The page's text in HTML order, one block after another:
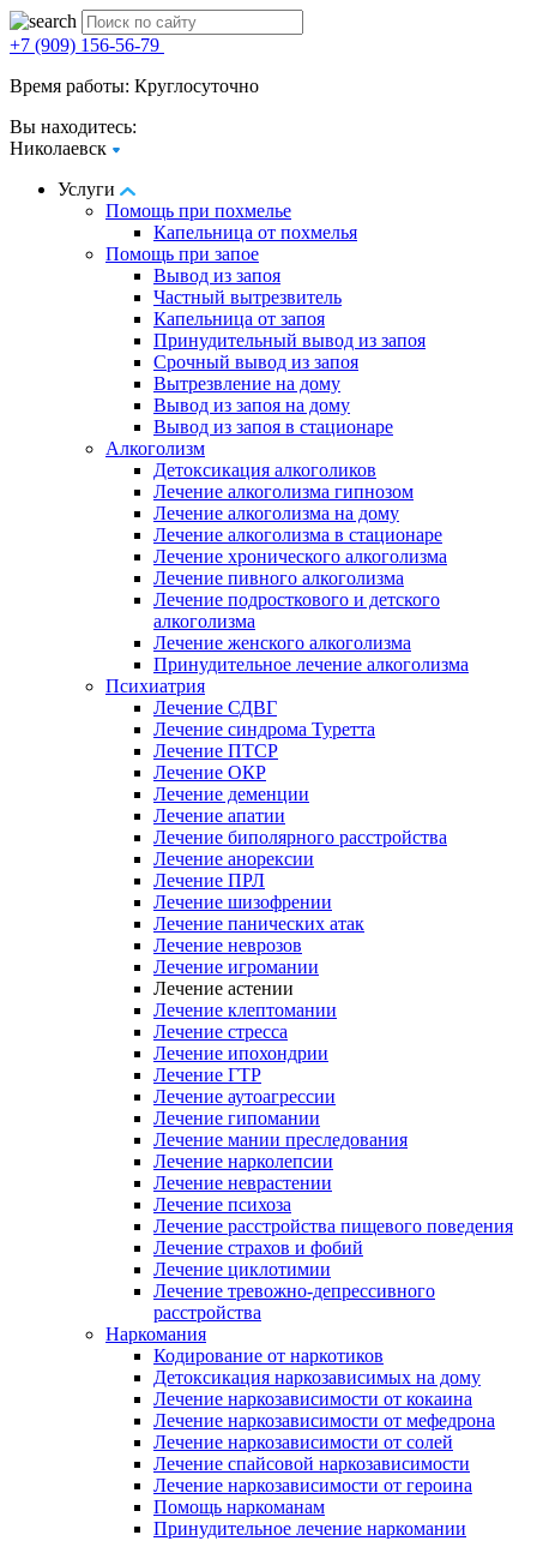
+7 (909) 156-56-79
Время работы: Круглосуточно
Вы находитесь:
Николаевск
Услуги
Помощь при похмелье
Капельница от похмелья
Помощь при запое
Вывод из запоя
Частный вытрезвитель
Капельница от запоя
Принудительный вывод из запоя
Срочный вывод из запоя
Вытрезвление на дому
Вывод из запоя на дому
Вывод из запоя в стационаре
Алкоголизм
Детоксикация алкоголиков
Лечение алкоголизма гипнозом
Лечение алкоголизма на дому
Лечение алкоголизма в стационаре
Лечение хронического алкоголизма
Лечение пивного алкоголизма
Лечение подросткового и детского
алкоголизма
Лечение женского алкоголизма
Принудительное лечение алкоголизма
Психиатрия
Лечение СДВГ
Лечение синдрома Туретта
Лечение ПТСР
Лечение ОКР
Лечение деменции
Лечение апатии
Лечение биполярного расстройства
Лечение анорексии
Лечение ПРЛ
Лечение шизофрении
Лечение панических атак
Лечение неврозов
Лечение игромании
Лечение астении
Лечение клептомании
Лечение стресса
Лечение ипохондрии
Лечение ГТР
Лечение аутоагрессии
Лечение гипомании
Лечение мании преследования
Лечение нарколепсии
Лечение неврастении
Лечение психоза
Лечение расстройства пищевого поведения
Лечение страхов и фобий
Лечение циклотимии
Лечение тревожно-депрессивного
расстройства
Наркомания
Кодирование от наркотиков
Детоксикация наркозависимых на дому
Лечение наркозависимости от кокаина
Лечение наркозависимости от мефедрона
Лечение наркозависимости от солей
Лечение спайсовой наркозависимости
Лечение наркозависимости от героина
Помощь наркоманам
Принудительное лечение наркомании